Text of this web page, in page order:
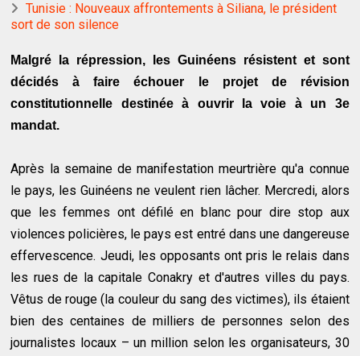
Tunisie : Nouveaux affrontements à Siliana, le président
sort de son silence
Malgré la répression, les Guinéens résistent et sont
décidés à faire échouer le projet de révision
constitutionnelle destinée à ouvrir la voie à un 3e
mandat.
Après la semaine de manifestation meurtrière qu'a connue
le pays, les Guinéens ne veulent rien lâcher. Mercredi, alors
que les femmes ont défilé en blanc pour dire stop aux
violences policières, le pays est entré dans une dangereuse
effervescence. Jeudi, les opposants ont pris le relais dans
les rues de la capitale Conakry et d'autres villes du pays.
Vêtus de rouge (la couleur du sang des victimes), ils étaient
bien des centaines de milliers de personnes selon des
journalistes locaux – un million selon les organisateurs, 30